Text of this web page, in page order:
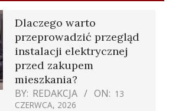
Dlaczego warto
przeprowadzić przegląd
instalacji elektrycznej
przed zakupem
mieszkania?
BY: REDAKCJA ON: 13
CZERWCA, 2026